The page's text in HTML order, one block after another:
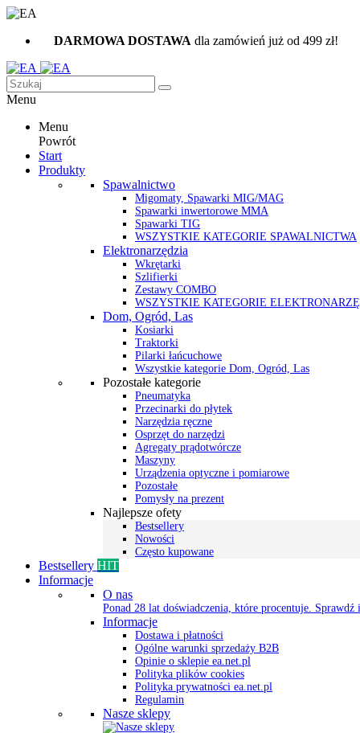
DARMOWA DOSTAWA dla zamówień już od 499 zł!
Menu
Menu
Powrót
Start
Produkty
Spawalnictwo
Migomaty, Spawarki MIG/MAG
Spawarki inwertorowe MMA
Spawarki TIG
WSZYSTKIE KATEGORIE SPAWALNICTWA
Elektronarzędzia
Wkrętarki
Szlifierki
Zestawy COMBO
WSZYSTKIE KATEGORIE
Dom, Ogród, Las
Kosiarki
Traktorki
Pilarki łańcuchowe
Wszystkie kategorie Dom, Ogród, Las
Pozostałe kategorie
Pneumatyka
Przecinarki do płytek
Narzędzia ręczne
Osprzęt do narzędzi
Agregaty prądotwórcze
Maszyny
Urządzenia optyczne i pomiarowe
Pozostałe
Pomysły na prezent
Najlepsze ofety
Bestsellery
Nowości
Często kupowane
Bestsellery HIT
Informacje
O nas
Ponad 28 lat doświadczenia, które procentuje.
Informacje
Dostawa i płatności
Ogólne warunki sprzedaży B2B
Opinie o sklepie ea.net.pl
Polityka plików cookies
Polityka prywatności ea.net.pl
Regulamin
Nasze sklepy